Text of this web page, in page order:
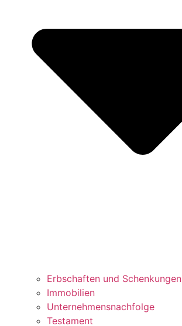
Erbschaften und Schenkungen
Immobilien
Unternehmensnachfolge
Testament